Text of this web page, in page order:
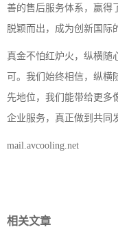
善的售后服务体系，赢得
脱颖而出，成为创新国际
真金不怕红炉火，纵横随
可。我们始终相信，纵横
先地位，我们能带给更多
企业服务，真正做到共同
mail.avcooling.net
相关文章